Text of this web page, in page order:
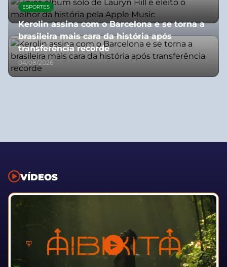
06/08/2026
ESPORTES
Kerolin assina com o Barcelona e se torna a
brasileira mais cara da história após
transferência recorde
04/08/2026
VÍDEOS